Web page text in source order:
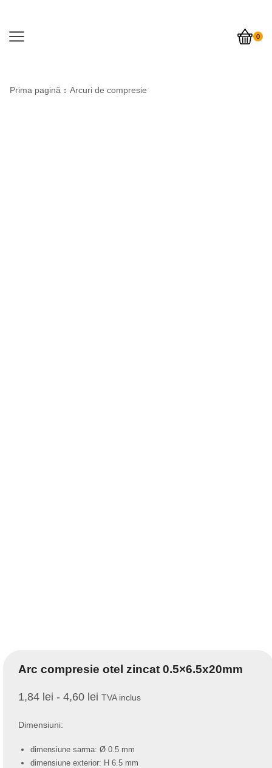
0
Prima pagină Arcuri de compresie
Arc compresie otel zincat 0.5×6.5x20mm
1,84 lei - 4,60 lei TVA inclus
Dimensiuni:
dimensiune sarma: Ø 0.5 mm
dimensiune exterior: H 6.5 mm